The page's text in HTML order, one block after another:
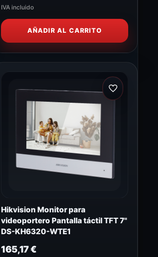
IVA incluido
AÑADIR AL CARRITO
Hikvision Monitor para
videoportero Pantalla táctil TFT 7"
DS-KH6320-WTE1
165,17€